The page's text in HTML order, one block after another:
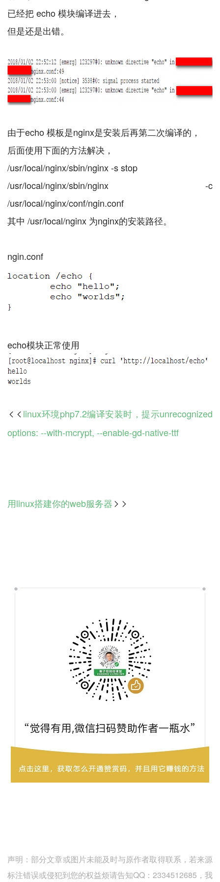
已经把 echo 模块编译进去，
但是还是出错。
由于echo 模板是nginx是安装后再第二次编译的，
后面使用下面的方法解决，
/usr/local/nginx/sbin/nginx -s stop
/usr/local/nginx/sbin/nginx -c
/usr/local/nginx/conf/ngin.conf
其中 /usr/local/nginx 为nginx的安装路径。
 linux环境php7.2编译安装时，提示unrecognized
options: --with-mcrypt, --enable-gd-native-ttf
用linux搭建你的web服务器 
声明：部分文章或图片未能及时与原作者取得联系，若来源
标注错误或侵犯到您的权益烦请告知QQ：2334512685，我